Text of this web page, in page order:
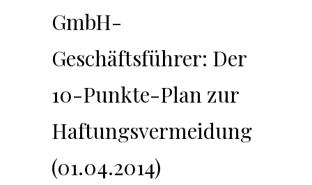
GmbH-
Geschäftsführer: Der
10-Punkte-Plan zur
Haftungsvermeidung
(01.04.2014)